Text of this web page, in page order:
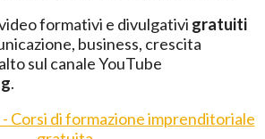
formativi e divulgativi gratuiti
business, crescita
sul canale YouTube
.